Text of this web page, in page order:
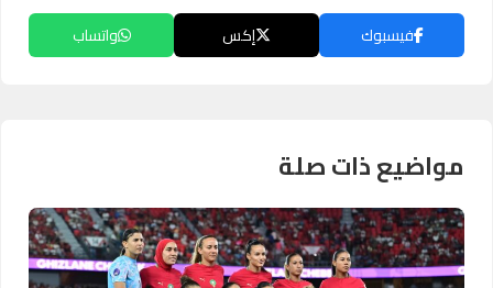
فيسبوك إكس واتساب
مواضيع ذات صلة